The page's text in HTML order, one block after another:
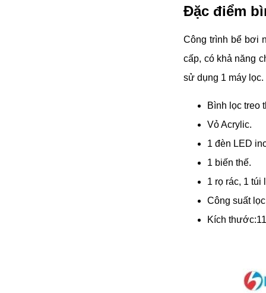
Đặc điểm
Công trình bể bơi
cấp, có khả năng
sử dụng 1 máy
Bình lọc treo
Vỏ Acrylic.
1 đèn LED
1 biến thế.
1 rọ rác, 1 túi
Công suất
Kích